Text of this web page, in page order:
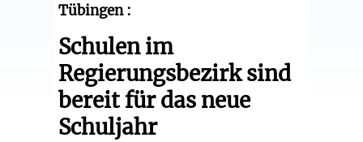
Tübingen :
Schulen im
Regierungsbezirk sind
bereit für das neue
Schuljahr